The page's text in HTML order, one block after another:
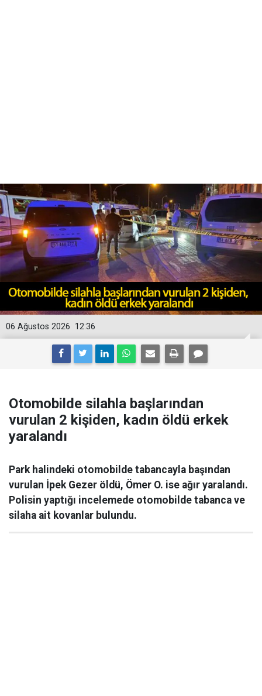
12:36
06 Ağustos 2026
Otomobilde silahla başlarından
vurulan 2 kişiden, kadın öldü erkek
yaralandı
Park halindeki otomobilde tabancayla başından
vurulan İpek Gezer öldü, Ömer O. ise ağır yaralandı.
Polisin yaptığı incelemede otomobilde tabanca ve
silaha ait kovanlar bulundu.